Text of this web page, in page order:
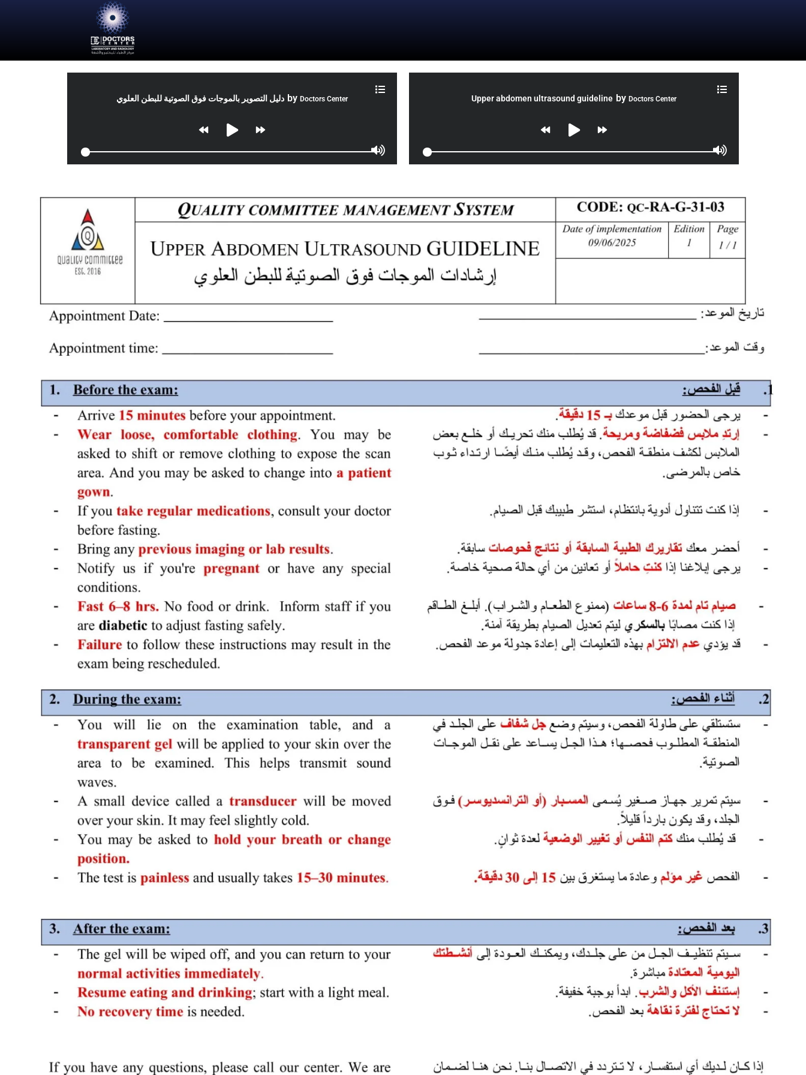
دليل التصوير بالموجات فوق الصوتية للبطن العلوي by Doctors Center Upper abdomen ultrasound guideline by Doctors Center